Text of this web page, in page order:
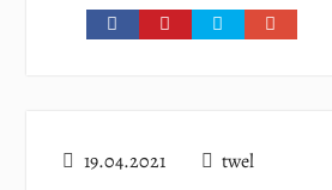
19.04.2021 twel